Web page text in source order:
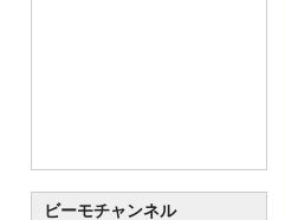
ビーモチャンネル